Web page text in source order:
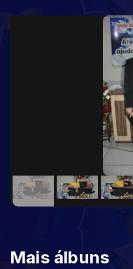
Mais álbuns